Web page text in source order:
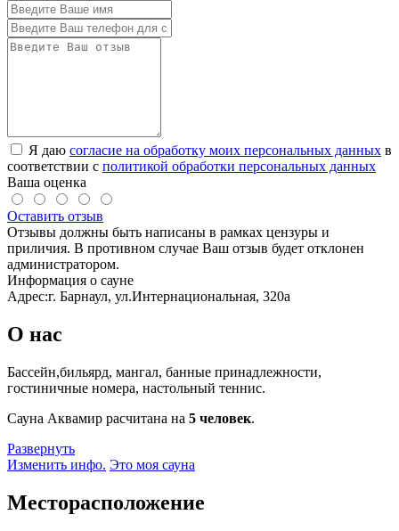
Я даю согласие на обработку моих персональных данных в
соответствии с политикой обработки персональных данных
Ваша оценка
Оставить отзыв
Отзывы должны быть написаны в рамках цензуры и
приличия. В противном случае Ваш отзыв будет отклонен
администратором.
Информация о сауне
Адрес:г. Барнаул, ул.Интернациональная, 320а
О нас
Бассейн,бильярд, мангал, банные принадлежности,
гостиничные номера, настольный теннис.
Сауна Аквамир расчитана на 5 человек.
Развернуть
Изменить инфо. Это моя сауна
Месторасположение